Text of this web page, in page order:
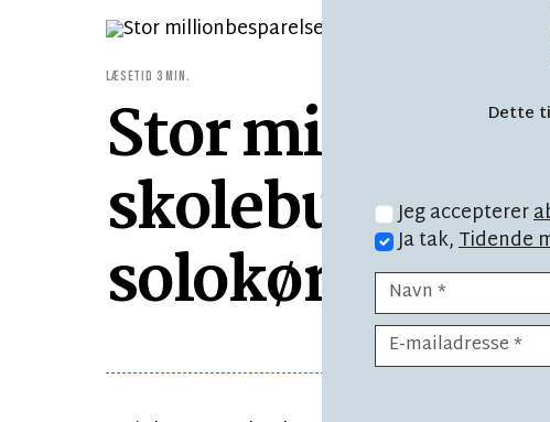
Dette
Jeg accepterer
Ja tak,Tidende
LÆSETID 3 MIN.
Stor
skolebusser vil
solokørsel til